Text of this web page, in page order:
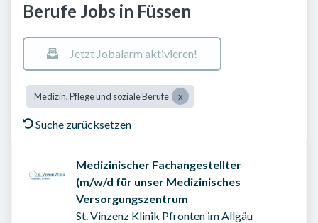
Berufe Jobs in Füssen
Jetzt Jobalarm aktivieren!
Medizin, Pflege und soziale Berufe
Suche zurücksetzen
Medizinischer Fachangestellter
(m/w/d für unser Medizinisches
Versorgungszentrum
St. Vinzenz Klinik Pfronten im Allgäu